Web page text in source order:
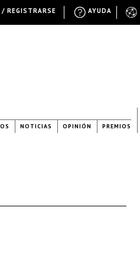
NOTICIAS OPINIÓN PREMIOS
AYUDA
/ REGISTRARSE